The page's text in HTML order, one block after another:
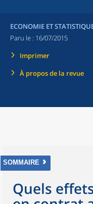
ECONOMIE ET
Paru le : 16/07/2015
Imprimer
À propos de la revue
SOMMAIRE
Quels